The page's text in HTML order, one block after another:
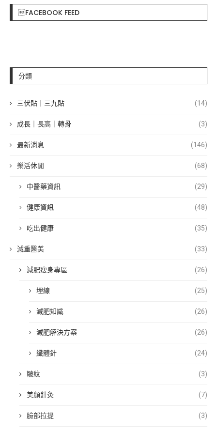
FACEBOOK FEED
分類
三伏貼｜三九貼 (14)
成長｜長高｜轉骨 (3)
最新消息 (146)
樂活休閒 (68)
中醫藥資訊 (29)
健康資訊 (48)
吃出健康 (35)
減重醫美 (33)
減肥瘦身專區 (26)
埋線 (25)
減肥知識 (26)
減肥解決方案 (26)
纖體針 (24)
皺紋 (3)
美顏針灸 (7)
臉部拉提 (3)